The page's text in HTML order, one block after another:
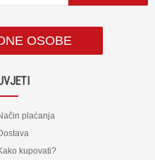
OSOBE
plaćanja
kupovati?